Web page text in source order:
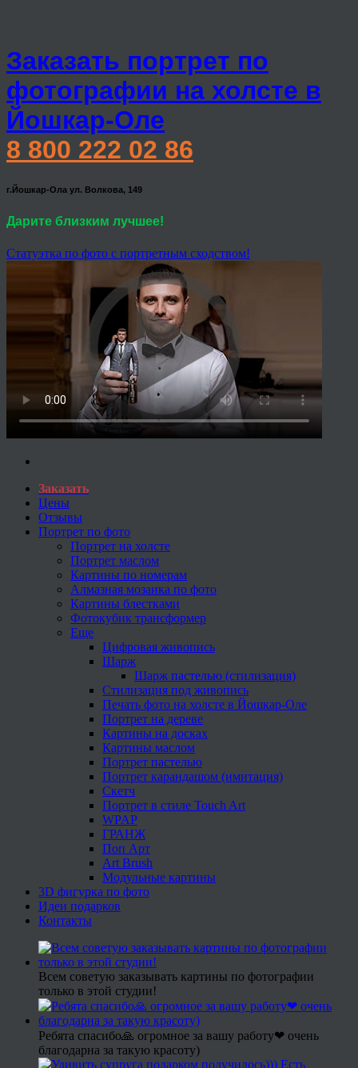
Заказать портрет по
фотографии на холсте в
Йошкар-Оле
8 800 222 02 86
г.Йошкар-Ола ул. Волкова, 149
Дарите близким лучшее!
Статуэтка по фото с портретным сходством!
Заказать
Цены
Отзывы
Портрет по фото
Портрет на холсте
Портрет маслом
Картины по номерам
Алмазная мозаика по фото
Картины блестками
Фотокубик трансформер
Еще
Цифровая живопись
Шарж
Шарж пастелью (стилизация)
Стилизация под живопись
Печать фото на холсте в Йошкар-Оле
Портрет на дереве
Картины на досках
Картины маслом
Портрет пастелью
Портрет карандашом (имитация)
Скетч
Портрет в стиле Touch Art
WPAP
ГРАНЖ
Поп Арт
Art Brush
Модульные картины
3D фигурка по фото
Идеи подарков
Контакты
Всем советую заказывать картины по фотографии
только в этой студии!
Ребята спасибо🙏 огромное за вашу работу❤ очень
благодарна за такую красоту)